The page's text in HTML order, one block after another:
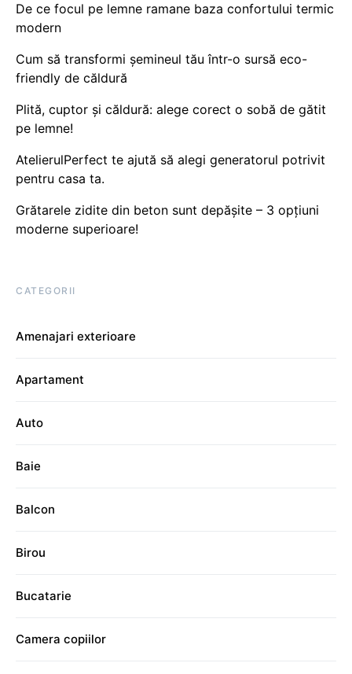
De ce focul pe lemne ramane baza confortului termic
modern
Cum să transformi șemineul tău într-o sursă eco-
friendly de căldură
Plită, cuptor și căldură: alege corect o sobă de gătit
pe lemne!
AtelierulPerfect te ajută să alegi generatorul potrivit
pentru casa ta.
Grătarele zidite din beton sunt depășite – 3 opțiuni
moderne superioare!
CATEGORII
Amenajari exterioare
Apartament
Auto
Baie
Balcon
Birou
Bucatarie
Camera copiilor